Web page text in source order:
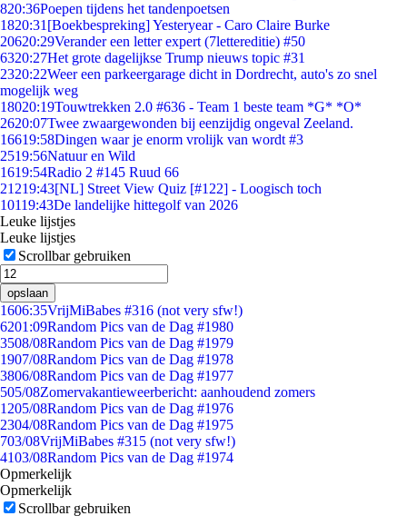
820:36Poepen tijdens het tandenpoetsen
1820:31 [Boekbespreking] Yesteryear - Caro Claire Burke
20620:29Verander een letter expert (7lettereditie) #50
6320:27Het grote dagelijkse Trump nieuws topic #31
2320:22Weer een parkeergarage dicht in Dordrecht, auto's zo snel
mogelijk weg
18020:19Touwtrekken 2.0 #636 - Team 1 beste team *G* *O*
2620:07Twee zwaargewonden bij eenzijdig ongeval Zeeland.
16619:58Dingen waar je enorm vrolijk van wordt #3
2519:56Natuur en Wild
1619:54Radio 2 #145 Ruud 66
21219:43[NL] Street View Quiz [#122] - Loogisch toch
10119:43De landelijke hittegolf van 2026
Leuke lijstjes
Leuke lijstjes
Scrollbar gebruiken
opslaan
1606:35VrijMiBabes #316 (not very sfw!)
6201:09Random Pics van de Dag #1980
3508/08Random Pics van de Dag #1979
1907/08Random Pics van de Dag #1978
3806/08Random Pics van de Dag #1977
505/08Zomervakantieweerbericht: aanhoudend zomers
1205/08Random Pics van de Dag #1976
2304/08Random Pics van de Dag #1975
703/08VrijMiBabes #315 (not very sfw!)
4103/08Random Pics van de Dag #1974
Opmerkelijk
Opmerkelijk
Scrollbar gebruiken